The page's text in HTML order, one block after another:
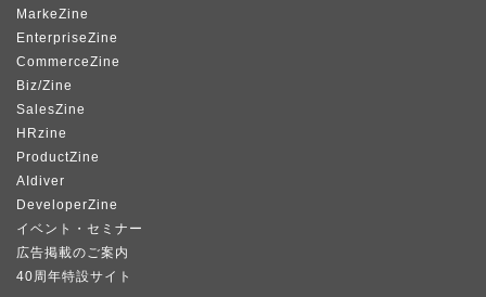
MarkeZine
EnterpriseZine
CommerceZine
Biz/Zine
SalesZine
HRzine
ProductZine
AIdiver
DeveloperZine
イベント・セミナー
広告掲載のご案内
40周年特設サイト